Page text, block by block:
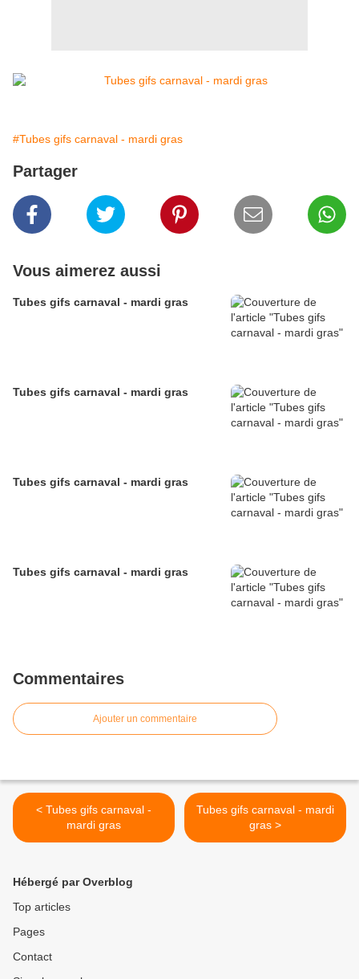
#Tubes gifs carnaval - mardi gras
Partager
Vous aimerez aussi
Tubes gifs carnaval - mardi gras
Tubes gifs carnaval - mardi gras
Tubes gifs carnaval - mardi gras
Tubes gifs carnaval - mardi gras
Commentaires
Ajouter un commentaire
< Tubes gifs carnaval -
mardi gras
Tubes gifs carnaval - mardi
gras >
Hébergé par Overblog
Top articles
Pages
Contact